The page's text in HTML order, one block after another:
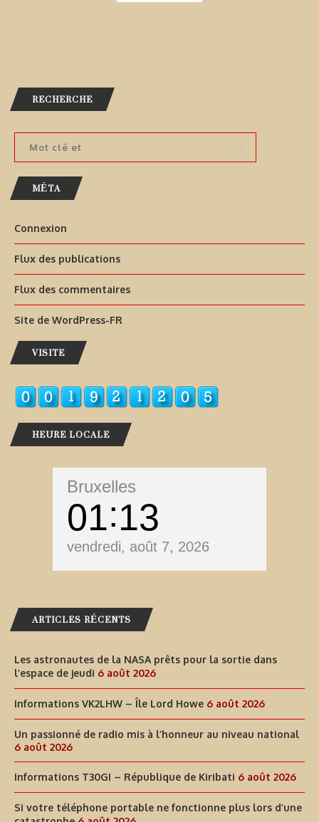
RECHERCHE
MÉTA
Connexion
Flux des publications
Flux des commentaires
Site de WordPress-FR
VISITE
HEURE LOCALE
Bruxelles
01 13
vendredi, août 7, 2026
ARTICLES RÉCENTS
Les astronautes de la NASA prêts pour la sortie dans
l’espace de jeudi 6 août 2026
Informations VK2LHW – Île Lord Howe 6 août 2026
Un passionné de radio mis à l’honneur au niveau national
6 août 2026
Informations T30GI – République de Kiribati 6 août 2026
Si votre téléphone portable ne fonctionne plus lors d’une